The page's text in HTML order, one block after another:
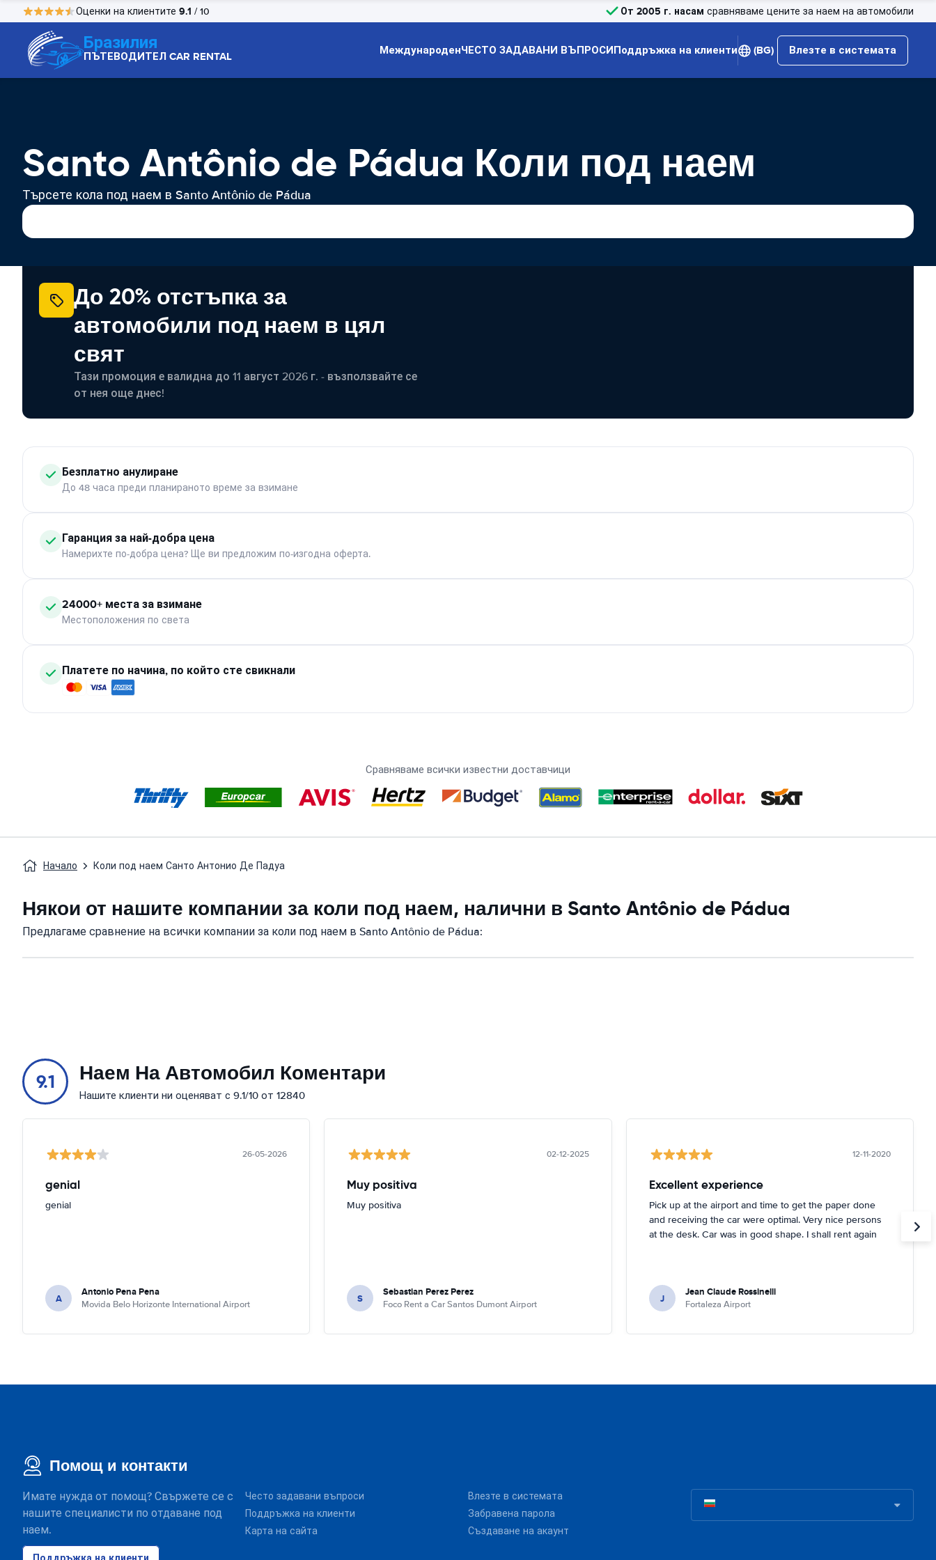
Оценки на клиентите 9.1 / 10 От 2005 г. насам сравняваме цените за наем на автомобили
Бразилия
ПЪТЕВОДИТЕЛ CAR RENTAL МеждународенЧЕСТО ЗАДАВАНИ ВЪПРОСИПоддръжка на клиенти (BG) Влезте в системата
Santo Antônio de Pádua Коли под наем
Търсете кола под наем в Santo Antônio de Pádua
До 20% отстъпка за
автомобили под наем в цял
свят
Тази промоция е валидна до 11 август 2026 г. - възползвайте се
от нея още днес!
Безплатно анулиране
До 48 часа преди планираното време за взимане
Гаранция за най-добра цена
Намерихте по-добра цена? Ще ви предложим по-изгодна оферта.
24000+ места за взимане
Местоположения по света
Платете по начина, по който сте свикнали
Сравняваме всички известни доставчици
Начало Коли под наем Санто Антонио Де Падуа
Някои от нашите компании за коли под наем, налични в Santo Antônio de Pádua
Предлагаме сравнение на всички компании за коли под наем в Santo Antônio de Pádua:
9.1 Наем На Автомобил Коментари
Нашите клиенти ни оценяват с 9.1/10 от 12840
26-05-2026
genial
genial
A Antonio Pena Pena
Movida Belo Horizonte International Airport
02-12-2025
Muy positiva
Muy positiva
S Sebastian Perez Perez
Foco Rent a Car Santos Dumont Airport
12-11-2020
Excellent experience
Pick up at the airport and time to get the paper done
and receiving the car were optimal. Very nice persons
at the desk. Car was in good shape. I shall rent again
J Jean Claude Rossinelli
Fortaleza Airport
Помощ и контакти
Имате нужда от помощ? Свържете се с
нашите специалисти по отдаване под
наем.
Често задавани въпроси
Поддръжка на клиенти
Карта на сайта
Влезте в системата
Забравена парола
Създаване на акаунт